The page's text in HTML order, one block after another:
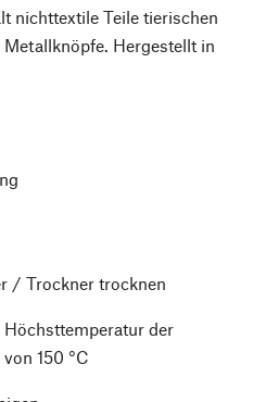
nichttextile Teile tierischen
Hergestellt in
/ Trockner trocknen
der
150 °C